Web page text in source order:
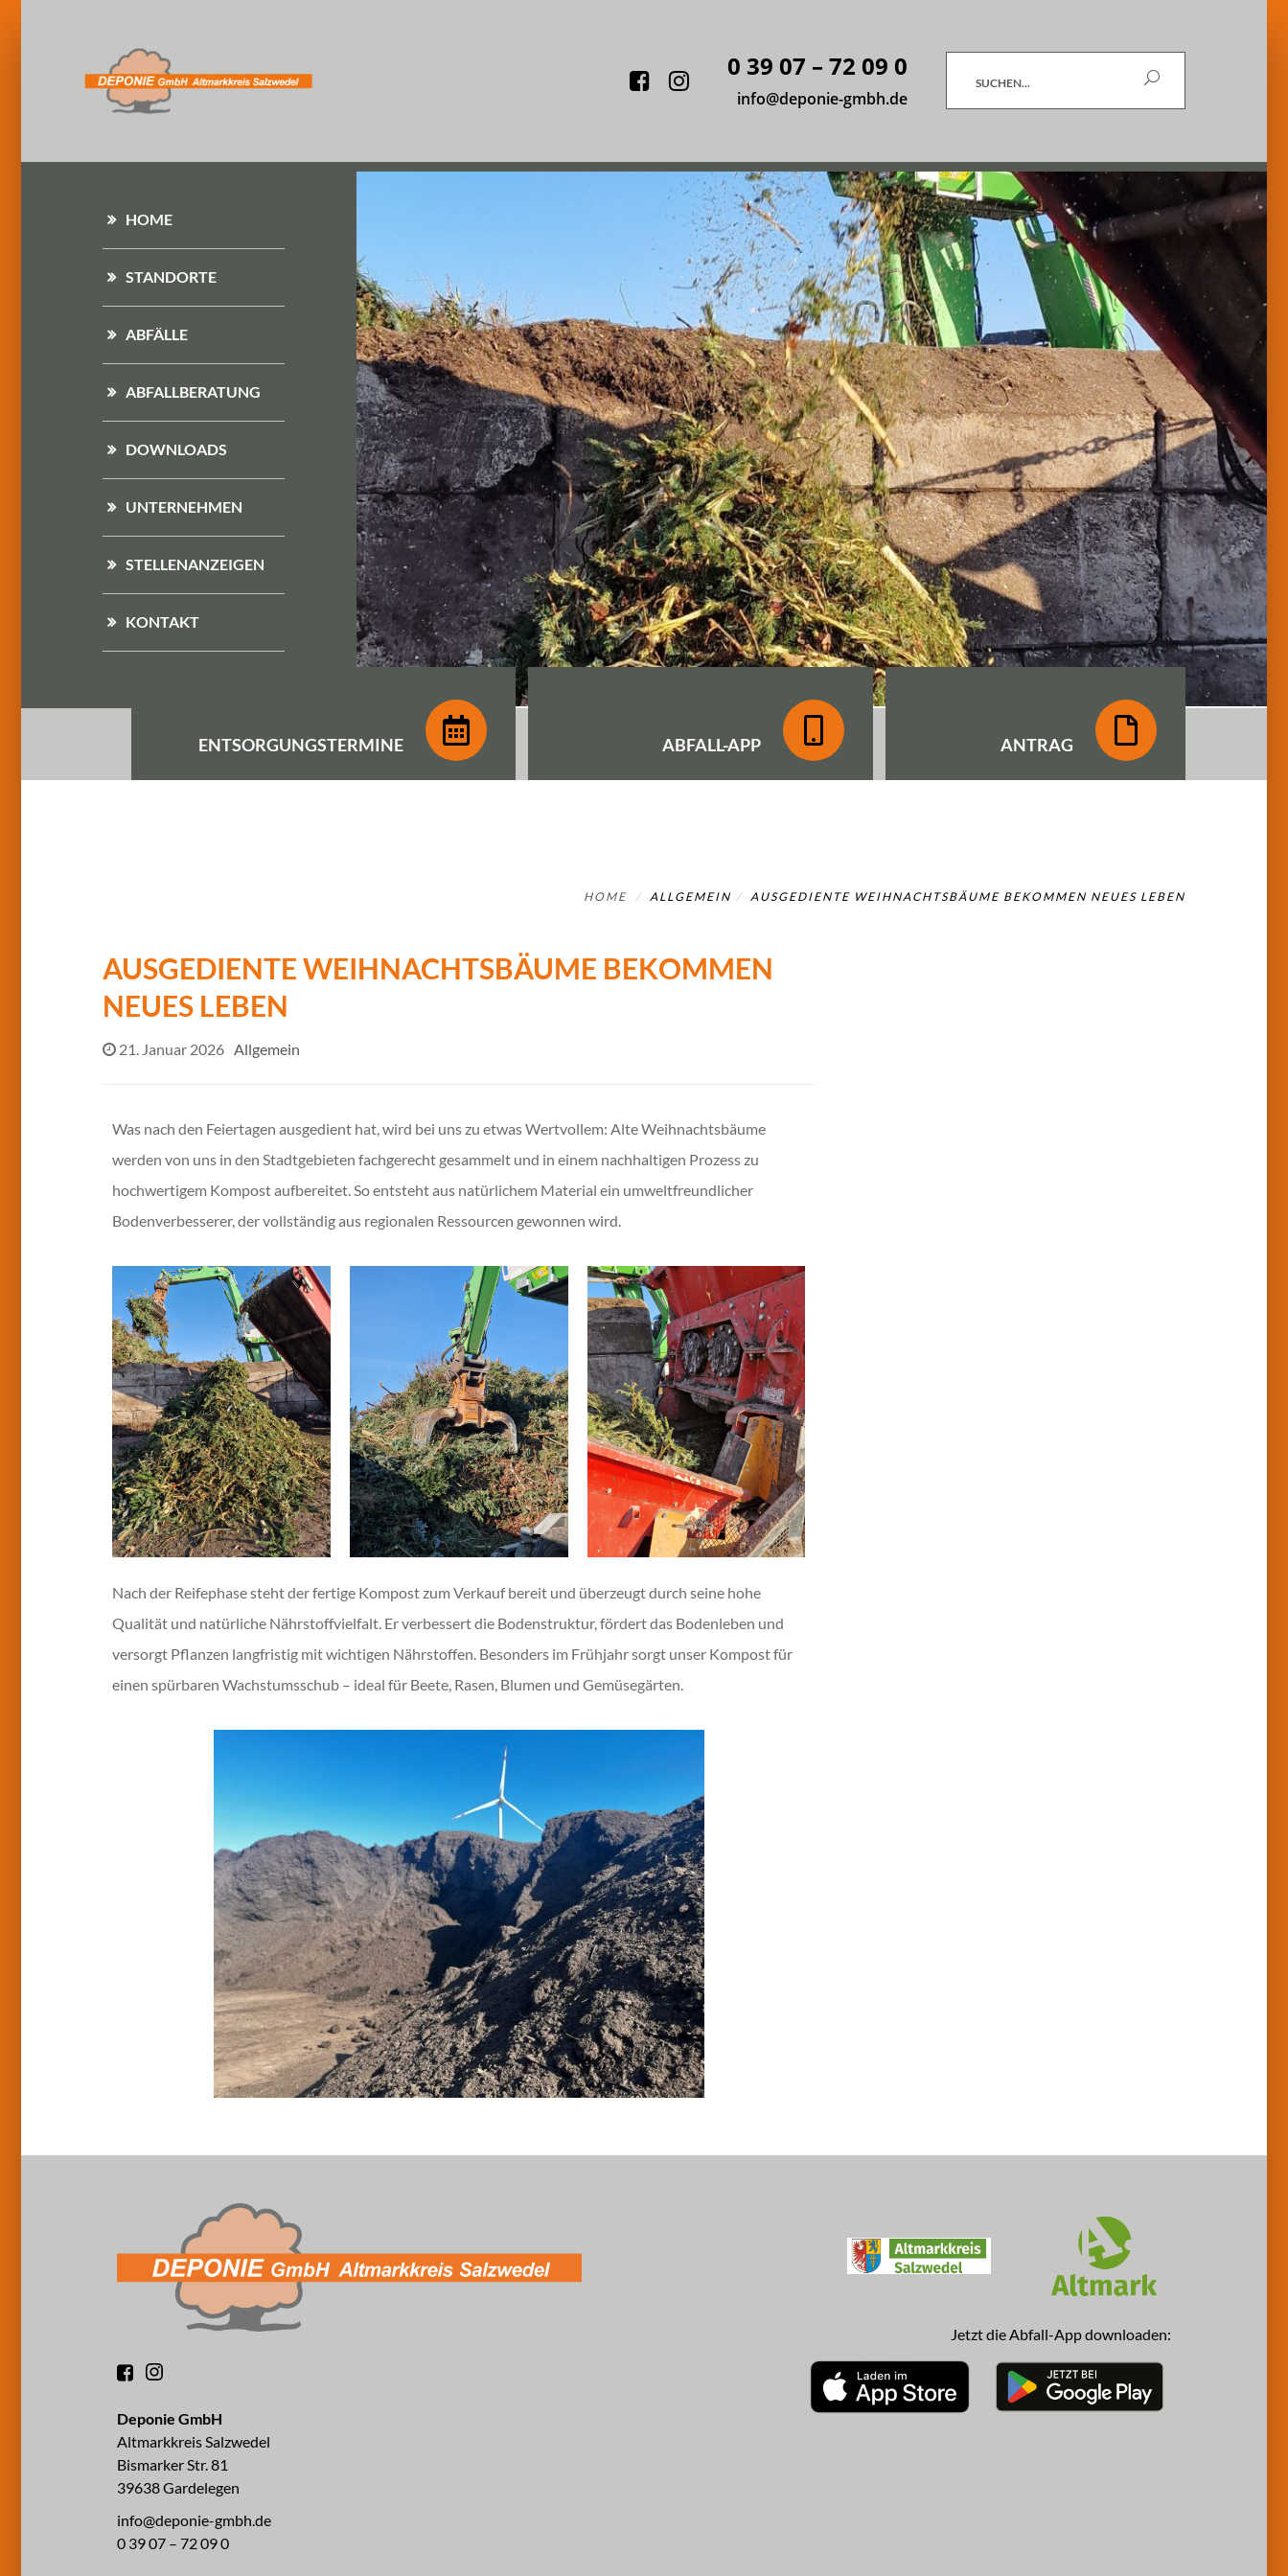
Facebook
Instagram
0 39 07 – 72 09 0
info@deponie-gmbh.de
Suchen
HOME
STANDORTE
ABFÄLLE
ABFALLBERATUNG
DOWNLOADS
UNTERNEHMEN
STELLENANZEIGEN
KONTAKT
ENTSORGUNGSTERMINE ABFALL-APP ANTRAG
HOME ALLGEMEIN AUSGEDIENTE WEIHNACHTSBÄUME BEKOMMEN NEUES LEBEN
AUSGEDIENTE WEIHNACHTSBÄUME BEKOMMEN
NEUES LEBEN
21. Januar 2026 Allgemein
Was nach den Feiertagen ausgedient hat, wird bei uns zu etwas Wertvollem: Alte Weihnachtsbäume
werden von uns in den Stadtgebieten fachgerecht gesammelt und in einem nachhaltigen Prozess zu
hochwertigem Kompost aufbereitet. So entsteht aus natürlichem Material ein umweltfreundlicher
Bodenverbesserer, der vollständig aus regionalen Ressourcen gewonnen wird.
Nach der Reifephase steht der fertige Kompost zum Verkauf bereit und überzeugt durch seine hohe
Qualität und natürliche Nährstoffvielfalt. Er verbessert die Bodenstruktur, fördert das Bodenleben und
versorgt Pflanzen langfristig mit wichtigen Nährstoffen. Besonders im Frühjahr sorgt unser Kompost für
einen spürbaren Wachstumsschub – ideal für Beete, Rasen, Blumen und Gemüsegärten.
Deponie GmbH
Altmarkkreis Salzwedel
Bismarker Str. 81
39638 Gardelegen
info@deponie-gmbh.de
0 39 07 – 72 09 0
Jetzt die Abfall-App downloaden: